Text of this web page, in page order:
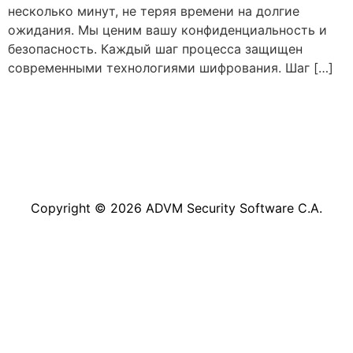
несколько минут, не теряя времени на долгие
ожидания. Мы ценим вашу конфиденциальность и
безопасность. Каждый шаг процесса защищен
современными технологиями шифрования. Шаг […]
Copyright © 2026 ADVM Security Software C.A.